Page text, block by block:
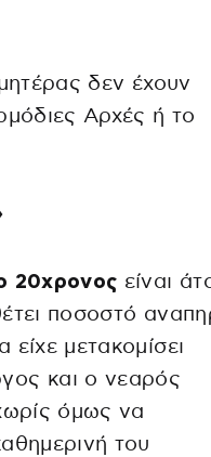
δεν έχουν
Αρχές ή το
20χρονος είναι
ποσοστό
μετακομίσει
και ο νεαρός
όμως να
του